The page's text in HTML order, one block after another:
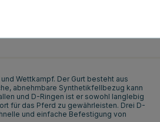
Wettkampf. Der Gurt besteht aus
abnehmbare Synthetikfellbezug kann
und D-Ringen ist er sowohl langlebig
für das Pferd zu gewährleisten. Drei D-
und einfache Befestigung von